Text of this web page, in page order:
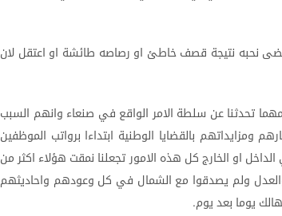
نحبه نتيجة قصفخاطئ او رصاصه طائشة او اعتقل لان
تحدثنا عن سلطة الامر الواقع في صنعاء وانهم السبب
ومزايداتهم بالقضايا الوطنية ابتداءا برواتب الموظفين
الداخل او الخارجكل هذه الامورتجعلنا نمقت هؤلاء اكثرمن
ولم يصدقوا مع الشمال في كل وعودهم واحاديثهم
يوما بعديوم.